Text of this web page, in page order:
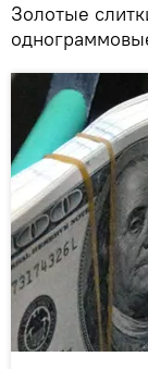
Золотые